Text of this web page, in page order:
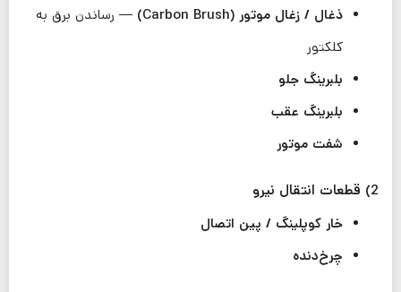
ذغال / زغال موتور (Carbon Brush)
— رساندن برق به
کلکتور
بلبرینگ جلو
بلبرینگ عقب
شفت موتور
2) قطعات انتقال نیرو
خار کوپلینگ / پین اتصال
چرخ‌دنده